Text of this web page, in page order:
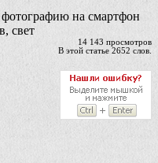
на смартфон
свет
14 143 просмотров
В этой статье 2652 слов.